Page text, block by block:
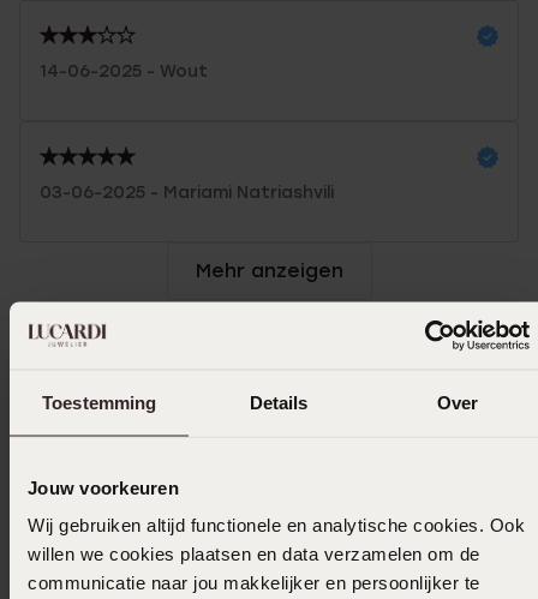
Toestemming Details Over
Jouw voorkeuren
Wij gebruiken altijd functionele en analytische cookies. Ook
willen we cookies plaatsen en data verzamelen om de
communicatie naar jou makkelijker en persoonlijker te
14-06-2025 - Wout
03-06-2025 - Mariami Natriashvili
Mehr anzeigen
Größe auswählen und bestellen